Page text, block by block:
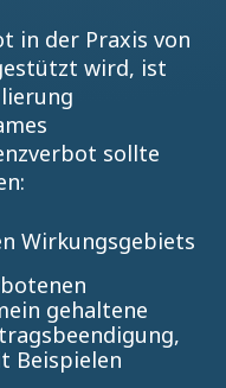
in der Praxis von
wird, ist
sollte
Wirkungsgebiets
gehaltene
Beispielen